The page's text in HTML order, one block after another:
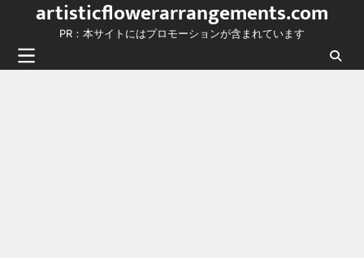
content
artisticflowerarrangements.com
PR：本サイトにはプロモーションが含まれています